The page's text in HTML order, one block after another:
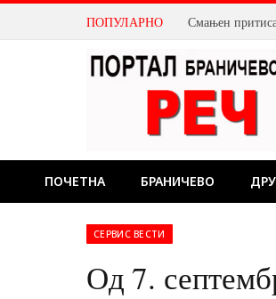
ПОПУЛАРНО
ПОЧЕТНА БРАНИЧЕВО
СЕРВИС ВЕСТИ
Од 7.